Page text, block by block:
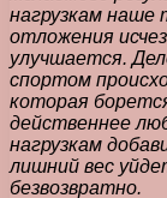
нагрузкам
отложения
улучшается.
спортом
которая
действеннее
нагрузкам
лишний вес
безвозвратно.